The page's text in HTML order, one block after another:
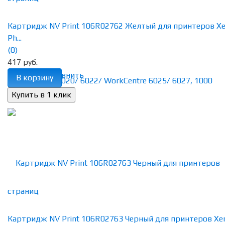
избранное сравнить
Картридж NV Print 106R02762 Желтый для принтеров
Ph...
(0)
417 руб.
В корзину
Картридж NV Print 106R02763 Черный для принтеров